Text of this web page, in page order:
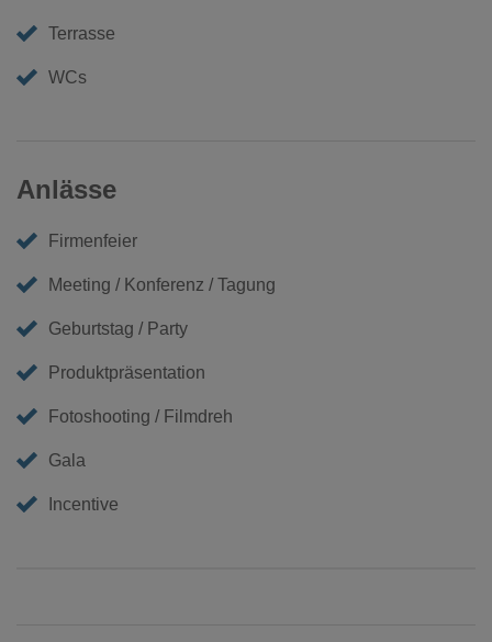
Terrasse
WCs
Anlässe
Firmenfeier
Meeting / Konferenz / Tagung
Geburtstag / Party
Produktpräsentation
Fotoshooting / Filmdreh
Gala
Incentive